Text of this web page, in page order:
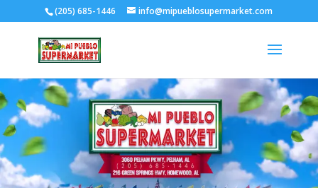
(205) 685-1446 info@mipueblosupermarket.com